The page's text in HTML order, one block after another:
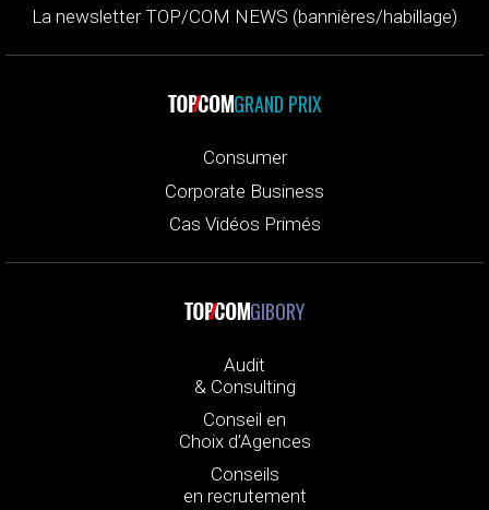
La newsletter TOP/COM NEWS (bannières/habillage)
GRAND PRIX
Consumer
Corporate Business
Cas Vidéos Primés
GIBORY
Audit
& Consulting
Conseil en
Choix d’Agences
Conseils
en recrutement